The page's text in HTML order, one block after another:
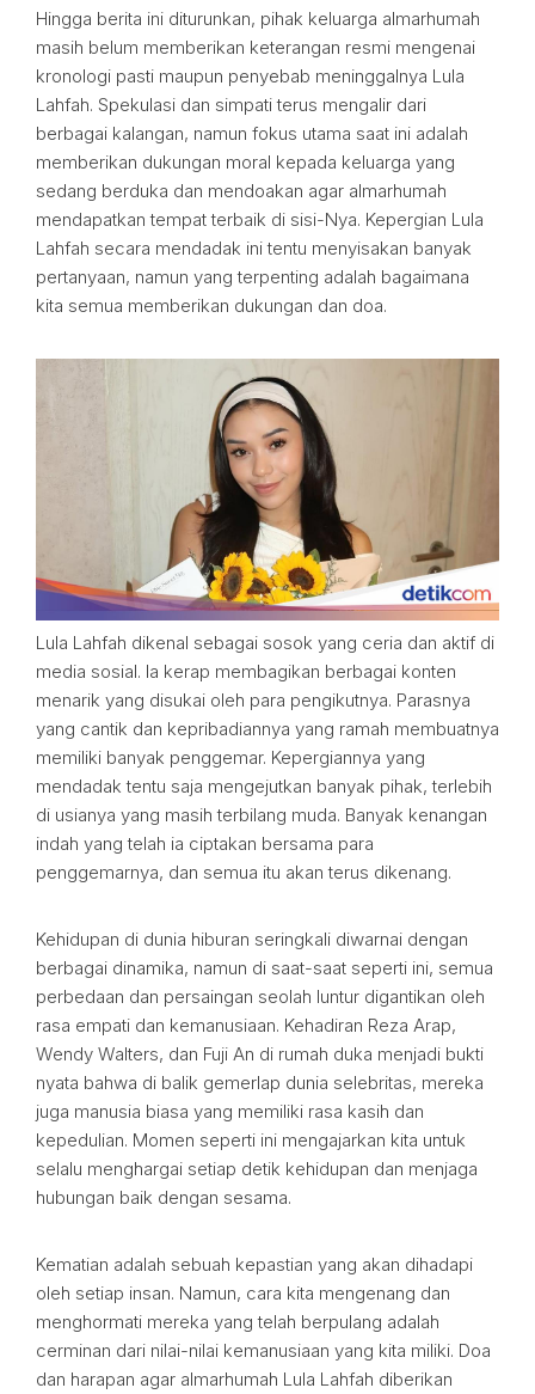
Hingga berita ini diturunkan, pihak keluarga almarhumah
masih belum memberikan keterangan resmi mengenai
kronologi pasti maupun penyebab meninggalnya Lula
Lahfah. Spekulasi dan simpati terus mengalir dari
berbagai kalangan, namun fokus utama saat ini adalah
memberikan dukungan moral kepada keluarga yang
sedang berduka dan mendoakan agar almarhumah
mendapatkan tempat terbaik di sisi-Nya. Kepergian Lula
Lahfah secara mendadak ini tentu menyisakan banyak
pertanyaan, namun yang terpenting adalah bagaimana
kita semua memberikan dukungan dan doa.
Lula Lahfah dikenal sebagai sosok yang ceria dan aktif di
media sosial. Ia kerap membagikan berbagai konten
menarik yang disukai oleh para pengikutnya. Parasnya
yang cantik dan kepribadiannya yang ramah membuatnya
memiliki banyak penggemar. Kepergiannya yang
mendadak tentu saja mengejutkan banyak pihak, terlebih
di usianya yang masih terbilang muda. Banyak kenangan
indah yang telah ia ciptakan bersama para
penggemarnya, dan semua itu akan terus dikenang.
Kehidupan di dunia hiburan seringkali diwarnai dengan
berbagai dinamika, namun di saat-saat seperti ini, semua
perbedaan dan persaingan seolah luntur digantikan oleh
rasa empati dan kemanusiaan. Kehadiran Reza Arap,
Wendy Walters, dan Fuji An di rumah duka menjadi bukti
nyata bahwa di balik gemerlap dunia selebritas, mereka
juga manusia biasa yang memiliki rasa kasih dan
kepedulian. Momen seperti ini mengajarkan kita untuk
selalu menghargai setiap detik kehidupan dan menjaga
hubungan baik dengan sesama.
Kematian adalah sebuah kepastian yang akan dihadapi
oleh setiap insan. Namun, cara kita mengenang dan
menghormati mereka yang telah berpulang adalah
cerminan dari nilai-nilai kemanusiaan yang kita miliki. Doa
dan harapan agar almarhumah Lula Lahfah diberikan